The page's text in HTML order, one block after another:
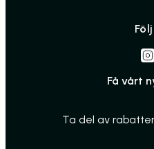
Få vårt
Ta del av